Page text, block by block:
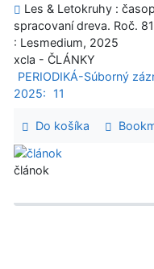
Les & Letokruhy :
spracovaní dreva. Roč.
: Lesmedium, 2025
xcla - ČLÁNKY
PERIODIKÁ-Súborný
2025:
11
Do košíka
článok